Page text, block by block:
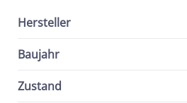
Hersteller
Baujahr
Zustand